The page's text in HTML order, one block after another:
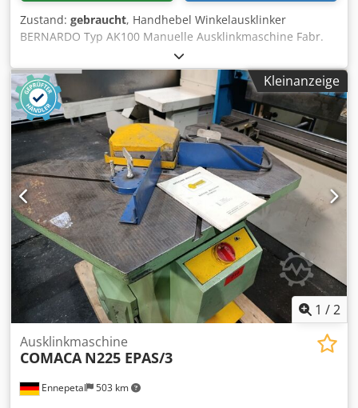
Zustand: gebraucht, Handhebel Winkelausklinker
BERNARDO Typ AK100 Manuelle Ausklinkmaschine Fabr.
Nr. A17010320 Baujahr 2017 Messerlänge 100 mm
Materialstärke bei 40 kg/mm² max. 3 mm Ausklinkwinkel
90° Hubgröße 28 mm Tischauflage 380 x 280 mm -
verstellbare Anschläge Cjdpjyhq Aqefx Akberf -
Hebelarmlänge 650 mm, Anschraubverlängerung von 500
mm fehlt Abmessung L x B x H 380 x 380 x 1000 mm (mit
650 mm Hebelarm) Eigengewicht 90 kg guter Zustand
Kleinanzeige
1 /2
Ennepetal 503 km
Ausklinkmaschine
COMACA N225 EPAS/3